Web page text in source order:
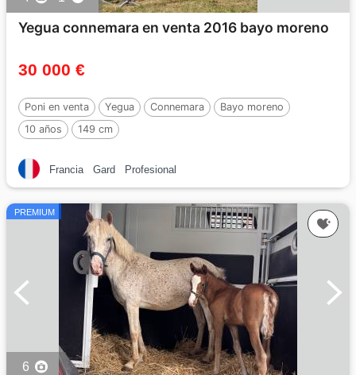
Yegua connemara en venta 2016 bayo moreno
30 000 €
Poni en venta Yegua Connemara
Bayo moreno
10 años
149 cm
Francia Gard Profesional
PREMIUM
6